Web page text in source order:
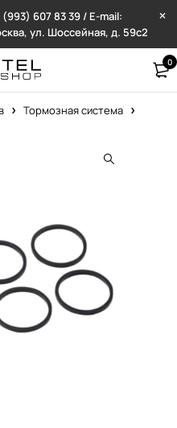
(993) 607 83 39 / E-mail:
ул. Шоссейная, д. 59с2
0
Тормозная система